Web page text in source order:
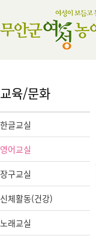
교육/문화
한글교실
영어교실
장구교실
신체활동(건강)
노래교실